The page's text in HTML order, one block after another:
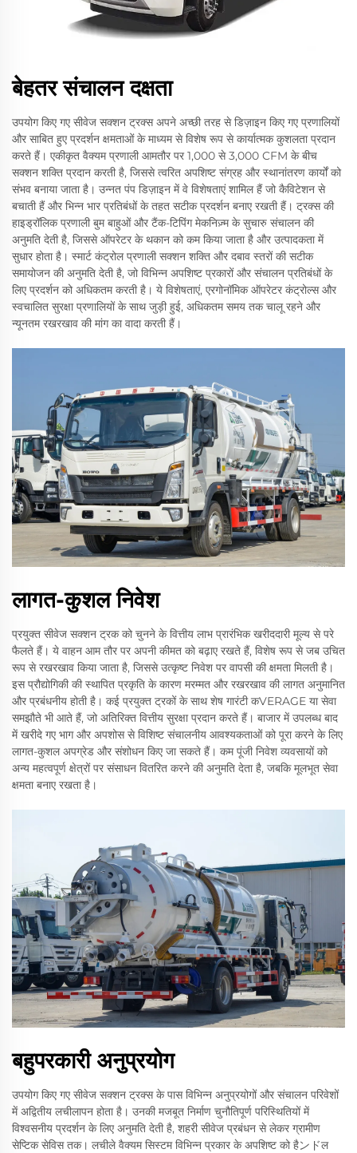
बेहतर संचालन दक्षता
उपयोग किए गए सीवेज सक्शन ट्रक्स अपने अच्छी तरह से डिज़ाइन किए गए प्रणालियों
और साबित हुए प्रदर्शन क्षमताओं के माध्यम से विशेष रूप से कार्यात्मक कुशलता प्रदान
करते हैं। एकीकृत वैक्यम प्रणाली आमतौर पर 1,000 से 3,000 CFM के बीच
सक्शन शक्ति प्रदान करती है, जिससे त्वरित अपशिष्ट संग्रह और स्थानांतरण कार्यों को
संभव बनाया जाता है। उन्नत पंप डिज़ाइन में वे विशेषताएं शामिल हैं जो कैविटेशन से
बचाती हैं और भिन्न भार प्रतिबंधों के तहत सटीक प्रदर्शन बनाए रखती हैं। ट्रक्स की
हाइड्रॉलिक प्रणाली बुम बाहुओं और टैंक-टिपिंग मेकनिज़्म के सुचारु संचालन की
अनुमति देती है, जिससे ऑपरेटर के थकान को कम किया जाता है और उत्पादकता में
सुधार होता है। स्मार्ट कंट्रोल प्रणाली सक्शन शक्ति और दबाव स्तरों की सटीक
समायोजन की अनुमति देती है, जो विभिन्न अपशिष्ट प्रकारों और संचालन प्रतिबंधों के
लिए प्रदर्शन को अधिकतम करती है। ये विशेषताएं, एरगोनॉमिक ऑपरेटर कंट्रोल्स और
स्वचालित सुरक्षा प्रणालियों के साथ जुड़ी हुई, अधिकतम समय तक चालू रहने और
न्यूनतम रखरखाव की मांग का वादा करती हैं।
लागत-कुशल निवेश
प्रयुक्त सीवेज सक्शन ट्रक को चुनने के वित्तीय लाभ प्रारंभिक खरीददारी मूल्य से परे
फैलते हैं। ये वाहन आम तौर पर अपनी कीमत को बढ़ाए रखते हैं, विशेष रूप से जब उचित
रूप से रखरखाव किया जाता है, जिससे उत्कृष्ट निवेश पर वापसी की क्षमता मिलती है।
इस प्रौद्योगिकी की स्थापित प्रकृति के कारण मरम्मत और रखरखाव की लागत अनुमानित
और प्रबंधनीय होती है। कई प्रयुक्त ट्रकों के साथ शेष गारंटी कVERAGE या सेवा
समझौते भी आते हैं, जो अतिरिक्त वित्तीय सुरक्षा प्रदान करते हैं। बाजार में उपलब्ध बाद
में खरीदे गए भाग और अपशोस से विशिष्ट संचालनीय आवश्यकताओं को पूरा करने के लिए
लागत-कुशल अपग्रेड और संशोधन किए जा सकते हैं। कम पूंजी निवेश व्यवसायों को
अन्य महत्वपूर्ण क्षेत्रों पर संसाधन वितरित करने की अनुमति देता है, जबकि मूलभूत सेवा
क्षमता बनाए रखता है।
बहुपरकारी अनुप्रयोग
उपयोग किए गए सीवेज सक्शन ट्रक्स के पास विभिन्न अनुप्रयोगों और संचालन परिवेशों
में अद्वितीय लचीलापन होता है। उनकी मजबूत निर्माण चुनौतिपूर्ण परिस्थितियों में
विश्वसनीय प्रदर्शन के लिए अनुमति देती है, शहरी सीवेज प्रबंधन से लेकर ग्रामीण
सेप्टिक सेविस तक। लचीले वैक्यम सिस्टम विभिन्न प्रकार के अपशिष्ट को हैンドल